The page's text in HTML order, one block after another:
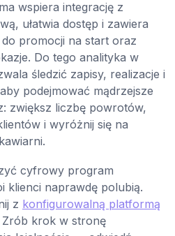
wspiera integrację z
ułatwia dostęp i zawiera
promocji na start oraz
Do tego analityka w
śledzić zapisy, realizacje i
podejmować mądrzejsze
zwiększ liczbę powrotów,
i wyróżnij się na
cyfrowy program
klienci naprawdę polubią.
z konfigurowalną platformą
Zrób krok w stronę